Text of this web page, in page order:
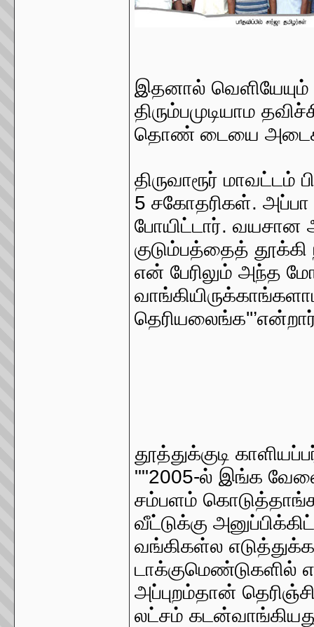
இதனால் வெளியேயும்
திரும்பமுடியாம
தொண் டையை
திருவாரூர்
5 சகோதரிகள். அப்பா
போயிட்டார். வயசான
குடும்பத்தைத்
என் பேரிலும் அந்த
தூத்துக்குடி
""2005-ல் இங்க
சம்பளம்
வீட்டுக்கு
வங்கிகள்ல
டாக்குமெண்டுகளில்
அப்புறம்தான்
லட்சம்